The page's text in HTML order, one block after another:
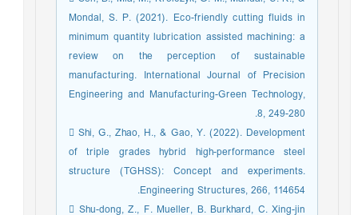
Mondal, S. P. (2021). Eco-friendly cutting fluids in
minimum quantity lubrication assisted machining: a
review on the perception of sustainable
manufacturing. International Journal of Precision
Engineering and Manufacturing-Green Technology,
8, 249-280.
 Shi, G., Zhao, H., & Gao, Y. (2022). Development
of triple grades hybrid high-performance steel
structure (TGHSS): Concept and experiments.
Engineering Structures, 266, 114654.
 Shu-dong, Z., F. Mueller, B. Burkhard, C. Xing-jin